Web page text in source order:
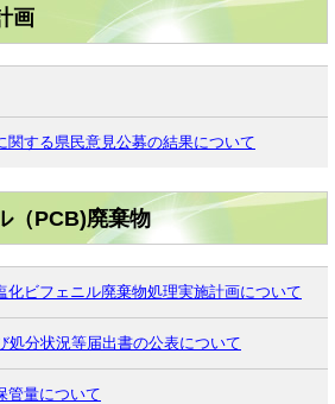
画
関する県民意見公募の結果について
（PCB)廃棄物
化ビフェニル廃棄物処理実施計画について
処分状況等届出書の公表について
管量について